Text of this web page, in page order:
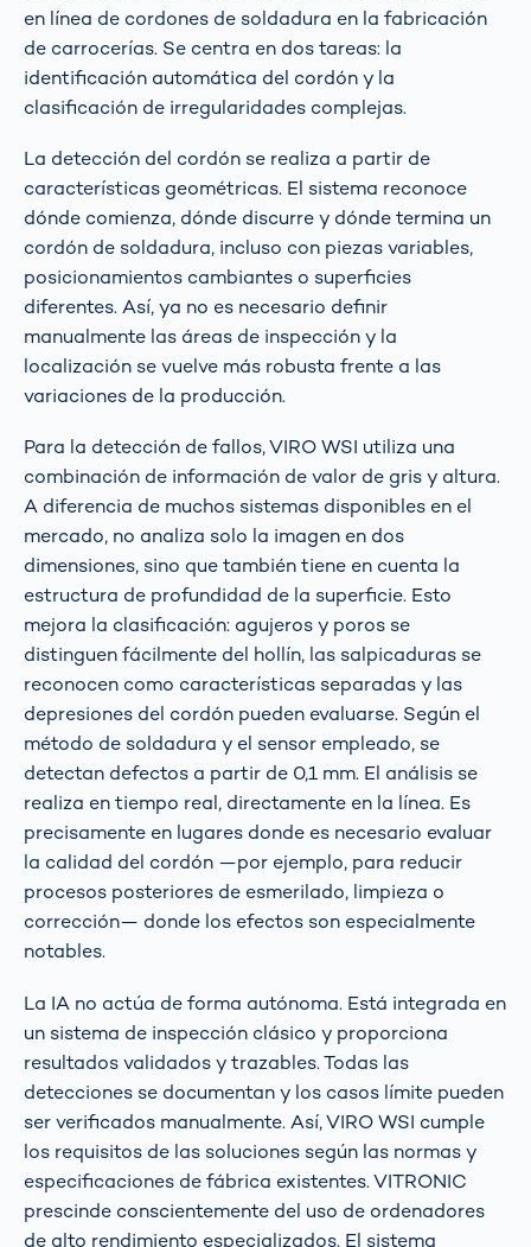
en línea de cordones de soldadura en la fabricación
de carrocerías. Se centra en dos tareas: la
identificación automática del cordón y la
clasificación de irregularidades complejas.
La detección del cordón se realiza a partir de
características geométricas. El sistema reconoce
dónde comienza, dónde discurre y dónde termina un
cordón de soldadura, incluso con piezas variables,
posicionamientos cambiantes o superficies
diferentes. Así, ya no es necesario definir
manualmente las áreas de inspección y la
localización se vuelve más robusta frente a las
variaciones de la producción.
Para la detección de fallos, VIRO WSI utiliza una
combinación de información de valor de gris y altura.
A diferencia de muchos sistemas disponibles en el
mercado, no analiza solo la imagen en dos
dimensiones, sino que también tiene en cuenta la
estructura de profundidad de la superficie. Esto
mejora la clasificación: agujeros y poros se
distinguen fácilmente del hollín, las salpicaduras se
reconocen como características separadas y las
depresiones del cordón pueden evaluarse. Según el
método de soldadura y el sensor empleado, se
detectan defectos a partir de 0,1 mm. El análisis se
realiza en tiempo real, directamente en la línea. Es
precisamente en lugares donde es necesario evaluar
la calidad del cordón —por ejemplo, para reducir
procesos posteriores de esmerilado, limpieza o
corrección— donde los efectos son especialmente
notables.
La IA no actúa de forma autónoma. Está integrada en
un sistema de inspección clásico y proporciona
resultados validados y trazables. Todas las
detecciones se documentan y los casos límite pueden
ser verificados manualmente. Así, VIRO WSI cumple
los requisitos de las soluciones según las normas y
especificaciones de fábrica existentes. VITRONIC
prescinde conscientemente del uso de ordenadores
de alto rendimiento especializados. El sistema